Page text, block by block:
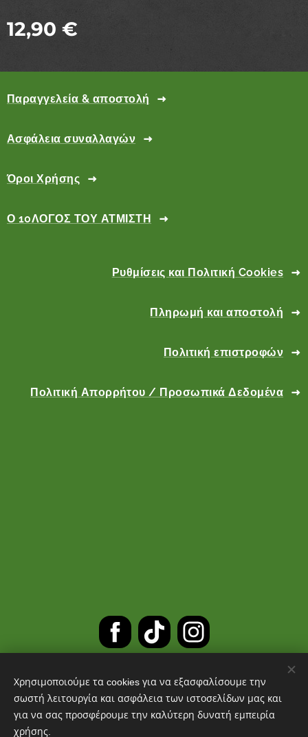
12,90 €
Παραγγελεία & αποστολή
Ασφάλεια συναλλαγών
Όροι Χρήσης
Ο 10ΛΟΓΟΣ ΤΟΥ ΑΤΜΙΣΤΗ
Ρυθμίσεις και Πολιτική Cookies
Πληρωμή και αποστολή
Πολιτική επιστροφών
Πολιτική Απορρήτου / Προσωπικά Δεδομένα
ΔΩΡΕΑΝ ΜΕΤΑΦΟΡΙΚΑ ΓΙΑ
ΠΑΡΑΓΓΕΛΙΕΣ ΑΝΩ ΤΩΝ 30 ΕΥΡΩ
Χρησιμοποιούμε τα cookies για να εξασφαλίσουμε την
σωστή λειτουργία και ασφάλεια των ιστοσελίδων μας και
για να σας προσφέρουμε την καλύτερη δυνατή εμπειρία
χρήσης.